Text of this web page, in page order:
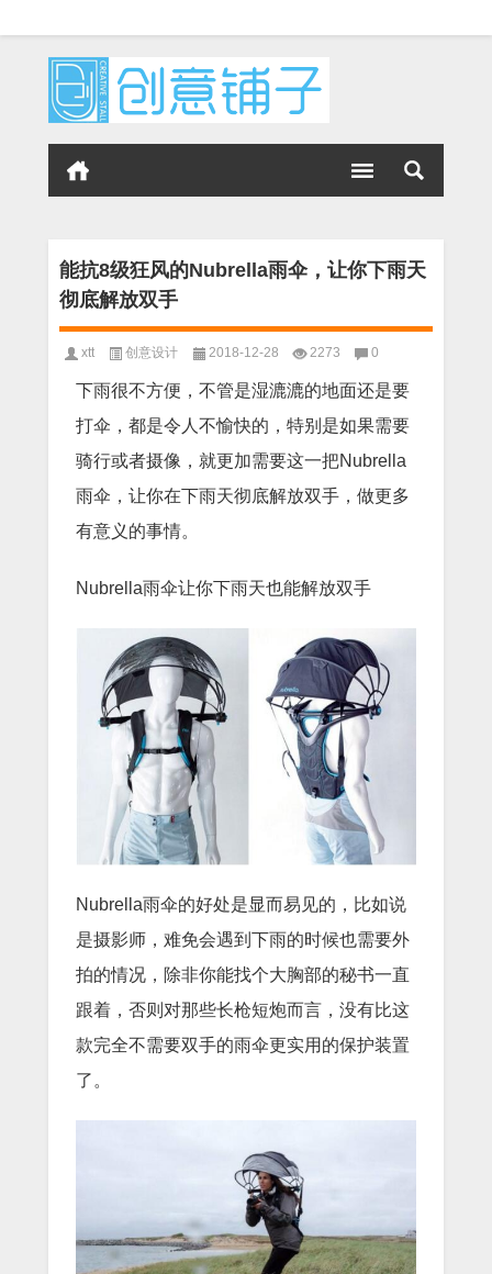
能抗8级狂风的Nubrella雨伞，让你下雨天
彻底解放双手
xtt 创意设计 2018-12-28 2273 0
下雨很不方便，不管是湿漉漉的地面还是要
打伞，都是令人不愉快的，特别是如果需要
骑行或者摄像，就更加需要这一把Nubrella
雨伞，让你在下雨天彻底解放双手，做更多
有意义的事情。
Nubrella雨伞让你下雨天也能解放双手
Nubrella雨伞的好处是显而易见的，比如说
是摄影师，难免会遇到下雨的时候也需要外
拍的情况，除非你能找个大胸部的秘书一直
跟着，否则对那些长枪短炮而言，没有比这
款完全不需要双手的雨伞更实用的保护装置
了。